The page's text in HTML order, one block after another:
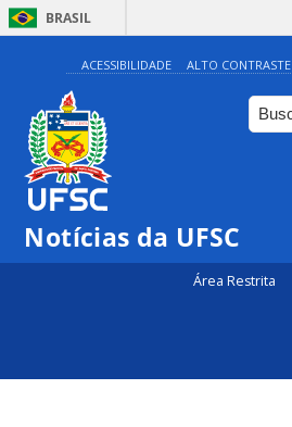
BRASIL
ACESSIBILIDADE ALTO CONTRASTE
Notícias da UFSC
Área Restrita